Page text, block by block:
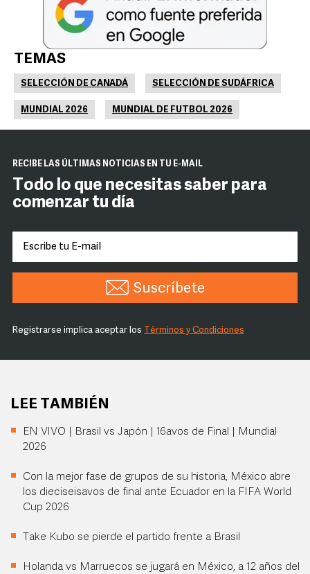
TEMAS
SELECCIÓN DE CANADÁ SELECCIÓN DE SUDÁFRICA
MUNDIAL 2026 MUNDIAL DE FUTBOL 2026
RECIBE LAS ÚLTIMAS NOTICIAS EN TU E-MAIL
Todo lo que necesitas saber para
comenzar tu día
Suscríbete
Registrarse implica aceptar los Términos y Condiciones
LEE TAMBIÉN
EN VIVO | Brasil vs Japón | 16avos de Final | Mundial
2026
Con la mejor fase de grupos de su historia, México abre
los dieciseisavos de final ante Ecuador en la FIFA World
Cup 2026
Take Kubo se pierde el partido frente a Brasil
Holanda vs Marruecos se jugará en México, a 12 años del